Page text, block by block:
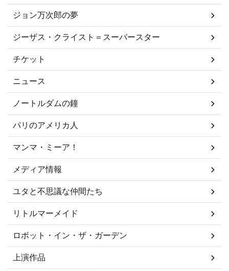
ジョン万次郎の夢
ジーザス・クライスト＝スーパースター
チケット
ニュース
ノートルダムの鐘
パリのアメリカ人
マンマ・ミーア！
メディア情報
ユタと不思議な仲間たち
リトルマーメイド
ロボット・イン・ザ・ガーデン
上演作品